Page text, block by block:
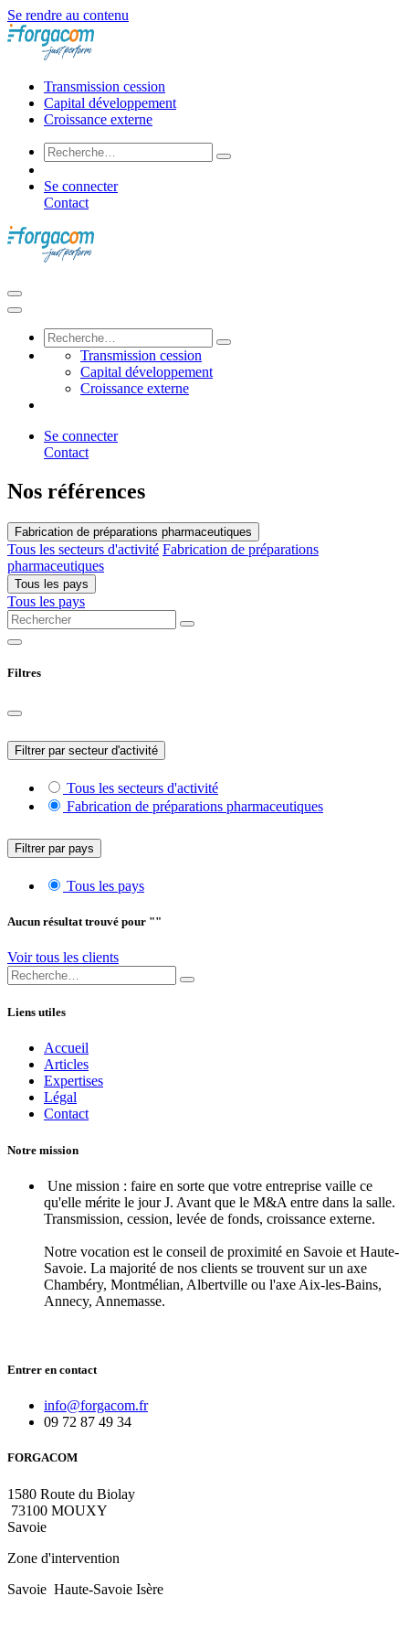
Se rendre au contenu
Transmission cession
Capital développement
Croissance externe
Se connecter
Contact
Transmission cession
Capital développement
Croissance externe
Se connecter
Contact
Nos références
Fabrication de préparations pharmaceutiques
Tous les secteurs d'activité Fabrication de préparations
pharmaceutiques
Tous les pays
Tous les pays
Filtres
Filtrer par secteur d'activité
Tous les secteurs d'activité
Fabrication de préparations pharmaceutiques
Filtrer par pays
Tous les pays
Aucun résultat trouvé pour ""
Voir tous les clients
Liens utiles
Accueil
Articles
Expertises
Légal
Contact
Notre mission
Une mission : faire en sorte que votre entreprise vaille ce
qu'elle mérite le jour J. Avant que le M&A entre dans la salle.
Transmission, cession, levée de fonds, croissance externe.
Notre vocation est le conseil de proximité en Savoie et Haute-
Savoie. La majorité de nos clients se trouvent sur un axe
Chambéry, Montmélian, Albertville ou l'axe Aix-les-Bains,
Annecy, Annemasse.
Entrer en contact
info@forgacom.fr
09 72 87 49 34
FORGACOM
1580 Route du Biolay
73100 MOUXY
Savoie
Zone d'intervention
Savoie Haute-Savoie Isère